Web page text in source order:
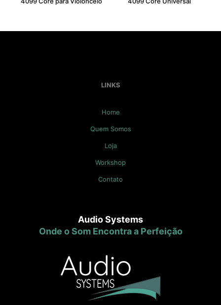
LINKS
Home
Quem Somos
Loja
Workshop
Contato
Audio Systems
Onde o Som Encontra a Perfeição